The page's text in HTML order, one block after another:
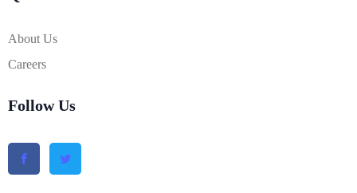
About Us
Careers
Follow Us